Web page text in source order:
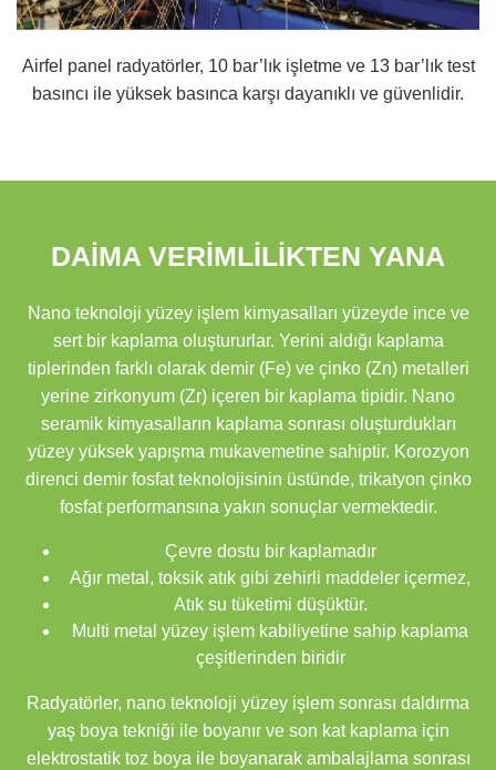
Airfel panel radyatörler, 10 bar’lık işletme ve 13 bar’lık test
basıncı ile yüksek basınca karşı dayanıklı ve güvenlidir.
DAİMA VERİMLİLİKTEN YANA
Nano teknoloji yüzey işlem kimyasalları yüzeyde ince ve
sert bir kaplama oluştururlar. Yerini aldığı kaplama
tiplerinden farklı olarak demir (Fe) ve çinko (Zn) metalleri
yerine zirkonyum (Zr) içeren bir kaplama tipidir. Nano
seramik kimyasalların kaplama sonrası oluşturdukları
yüzey yüksek yapışma mukavemetine sahiptir. Korozyon
direnci demir fosfat teknolojisinin üstünde, trikatyon çinko
fosfat performansına yakın sonuçlar vermektedir.
Çevre dostu bir kaplamadır
Ağır metal, toksik atık gibi zehirli maddeler içermez,
Atık su tüketimi düşüktür.
Multi metal yüzey işlem kabiliyetine sahip kaplama
çeşitlerinden biridir
Radyatörler, nano teknoloji yüzey işlem sonrası daldırma
yaş boya tekniği ile boyanır ve son kat kaplama için
elektrostatik toz boya ile boyanarak ambalajlama sonrası